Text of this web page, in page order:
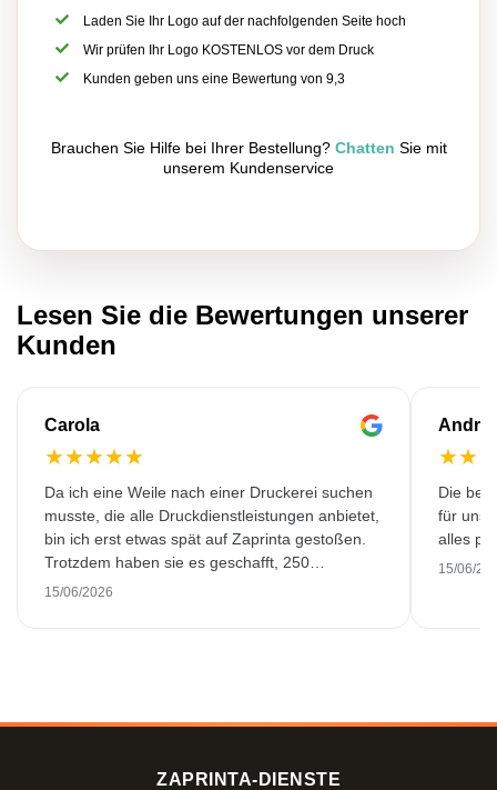
Laden Sie Ihr Logo auf der nachfolgenden Seite hoch
Wir prüfen Ihr Logo KOSTENLOS vor dem Druck
Kunden geben uns eine Bewertung von 9,3
Brauchen Sie Hilfe bei Ihrer Bestellung? Chatten Sie mit
unserem Kundenservice
Lesen Sie die Bewertungen unserer
Kunden
Carola
★★★★★
Da ich eine Weile nach einer Druckerei suchen
musste, die alle Druckdienstleistungen anbietet,
bin ich erst etwas spät auf Zaprinta gestoßen.
Trotzdem haben sie es geschafft, 250
wunderschön bedruckte Emaillebecher
15/06/2026
★★
Die
für
alles
15/06/
ZAPRINTA-DIENSTE